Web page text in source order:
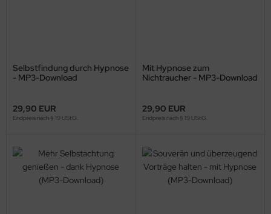
Selbstfindung durch Hypnose
- MP3-Download
29,90 EUR
Endpreis nach § 19 UStG.
Mit Hypnose zum
Nichtraucher - MP3-Download
29,90 EUR
Endpreis nach § 19 UStG.